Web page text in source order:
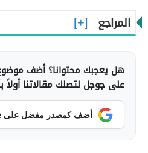
المراجع
هل يعجبك محتوانا؟ أضف
على جوجل لتصلك مقالاتنا أولاً
أضف كمصدر مفضل على Google